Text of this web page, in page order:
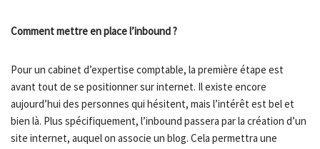
Comment mettre en place l’inbound ?
Pour un cabinet d’expertise comptable, la première étape est
avant tout de se positionner sur internet. Il existe encore
aujourd’hui des personnes qui hésitent, mais l’intérêt est bel et
bien là. Plus spécifiquement, l’inbound passera par la création d’un
site internet, auquel on associe un blog. Cela permettra une